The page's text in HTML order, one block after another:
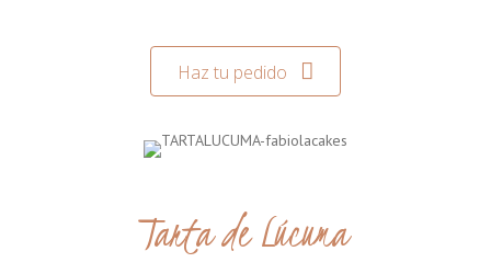
Haz tu pedido
Tarta de Lúcuma